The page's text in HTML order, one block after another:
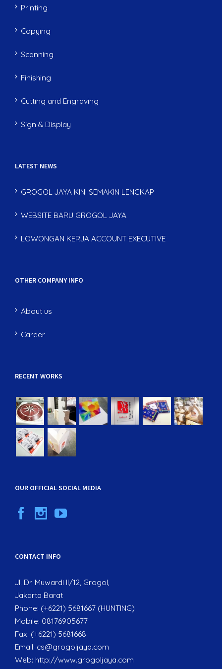
Printing
Copying
Scanning
Finishing
Cutting and Engraving
Sign & Display
LATEST NEWS
GROGOL JAYA KINI SEMAKIN LENGKAP
WEBSITE BARU GROGOL JAYA
LOWONGAN KERJA ACCOUNT EXECUTIVE
OTHER COMPANY INFO
About us
Career
RECENT WORKS
OUR OFFICIAL SOCIAL MEDIA
CONTACT INFO
Jl. Dr. Muwardi II/12, Grogol,
Jakarta Barat
Phone: (+6221) 5681667 (HUNTING)
Mobile: 08176905677
Fax: (+6221) 5681668
Email: cs@grogoljaya.com
Web: http://www.grogoljaya.com